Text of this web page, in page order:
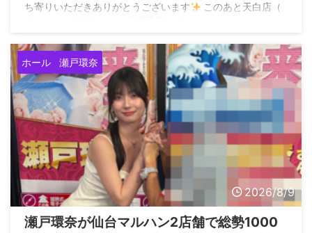
ち寄りいただきありがとうございます
このあと天白店（
プレイランドキャッスル (@castle_model_) August ...
ホール 瀬戸環奈
2026/8/9
瀬戸環奈が仙台マルハン2店舗で総勢1000